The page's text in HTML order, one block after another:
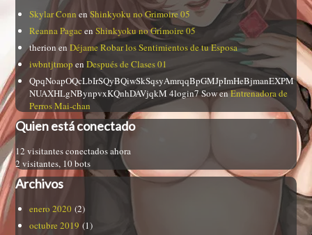
Skylar Conn enShinkyoku no Grimoire 05
Reanna Pagac enShinkyoku no Grimoire 05
therionenDéjame Robar los Sentimientos de tu Esposa
iwbntjtmop enDespués de Clases 01
QpqNoapOQcLbIrSQyBQiwSkSqsyAmrqqBpGMJpImHeBjmanEXPM
NUAXHLgNBynpvxKQnhDAVjqkM 4login7 SowenEntrenadora de
Perros Mai-chan
Quien está conectado
12 visitantes conectados ahora
2 visitantes, 10 bots
Archivos
enero 2020 (2)
octubre 2019 (1)